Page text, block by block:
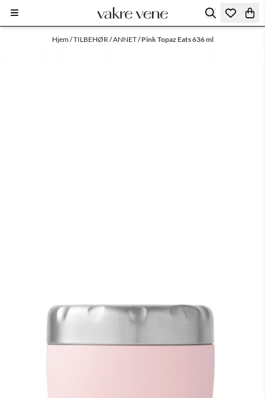
Hopp til innhold
Hjem/TILBEHØR /ANNET/Pink Topaz Eats 636 ml